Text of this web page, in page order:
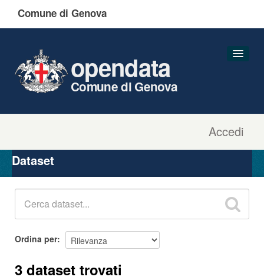
Comune di Genova
Accedi
opendata
Comune di Genova
Organizzazioni
Gruppi
Dataset
Ordina per
3 dataset trovati